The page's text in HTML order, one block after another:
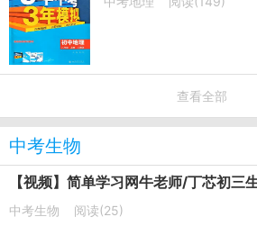
查看全部
中考生物
【视频】简单学习网牛老师/丁芯初三
中考生物 阅读(25)